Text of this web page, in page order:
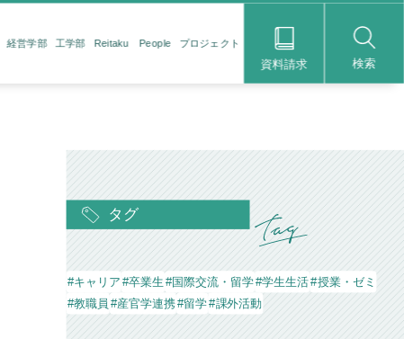
経営学部 工学部 Reitaku People プロジェクト
資料請求 検索
タグ
#キャリア #卒業生 #国際交流・留学#学生生活#授業・ゼミ
#教職員 #産官学連携#留学#課外活動